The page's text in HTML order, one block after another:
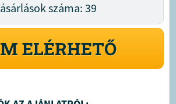
száma: 39
ELÉRHETŐ